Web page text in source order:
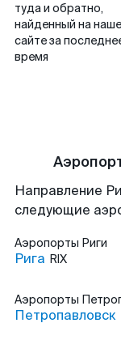
туда и обратно,
найденный на
сайте за
время
Направление
следующие
Аэропорты Риги
Рига RIX
Аэропорты
Петропавловск